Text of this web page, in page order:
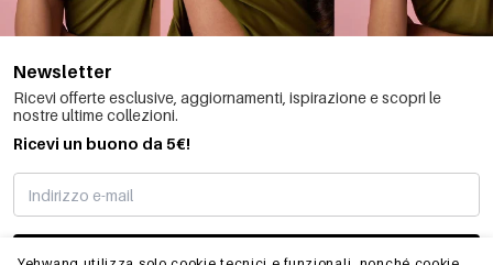
Newsletter
Ricevi offerte esclusive, aggiornamenti, ispirazione e scopri le
nostre ultime collezioni.
Ricevi un buono da 5€!
MI STO REGISTRANDO